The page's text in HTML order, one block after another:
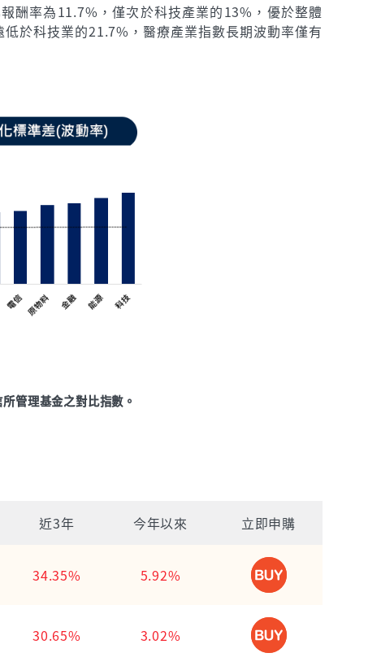
酬率為11.7%，僅次於科技產業的13%，優於整體
於科技業的21.7%，醫療產業指數長期波動率僅有
管理基金之對比指數。
近3年 今年以來 立即申購
34.35% 5.92%
30.65% 3.02%